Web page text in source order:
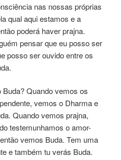
nas nossas próprias
qual aqui estamos e a
poderá haver prajna.
pensar que eu posso ser
posso ser ouvido entre os
Quando vemos os
vemos o Dharma e
Quando vemos prajna,
testemunhamos o amor-
vemos Buda. Tem uma
e também tu verás Buda.